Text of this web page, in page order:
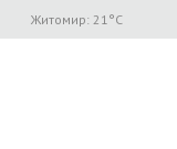
Житомир: 21°C